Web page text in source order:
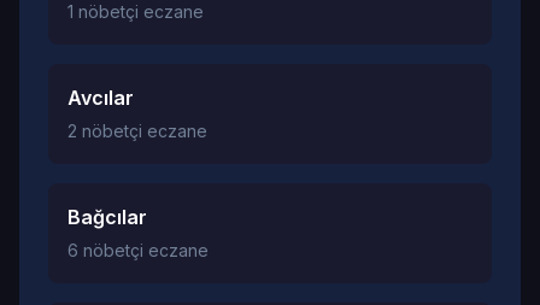
1 nöbetçi eczane
Avcılar
2 nöbetçi eczane
Bağcılar
6 nöbetçi eczane